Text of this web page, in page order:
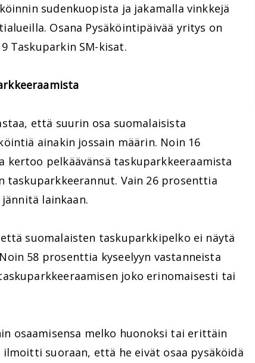
sudenkuopista ja jakamalla vinkkejä
Osana Pysäköintipäivää yritys on
Taskuparkin SM-kisat.
että suurin osa suomalaisista
ainakin jossain määrin. Noin 16
pelkäävänsä taskuparkkeeraamista
taskuparkkeerannut. Vain 26 prosenttia
lainkaan.
suomalaisten taskuparkkipelko ei näytä
58 prosenttia kyseelyyn vastanneista
joko erinomaisesti tai
osaamisensa melko huonoksi tai erittäin
ilmoitti suoraan, että he eivät osaa pysäköidä